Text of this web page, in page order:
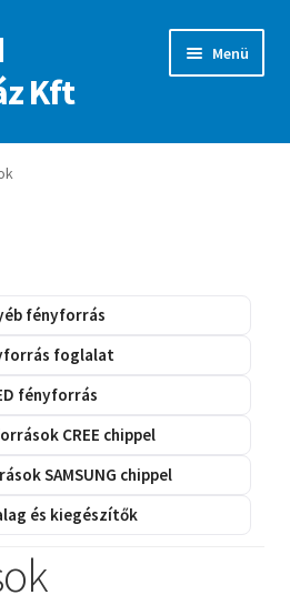
Kft
Menü
fényforrás
foglalat
fényforrás
CREE chippel
SAMSUNG chippel
és kiegészítők